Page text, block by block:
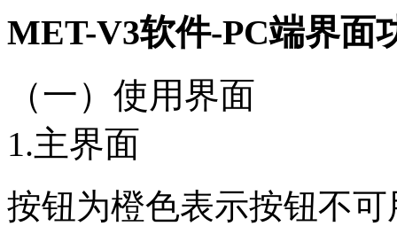
MET-V3软件-PC端界面
（一）使用界面
1.主界面
按钮为橙色表示按钮不可